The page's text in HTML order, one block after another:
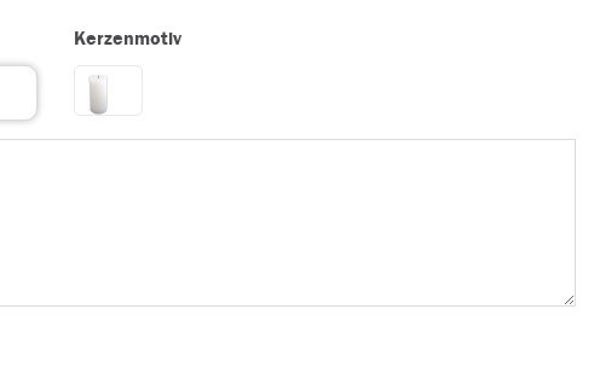
Kerzenmotiv